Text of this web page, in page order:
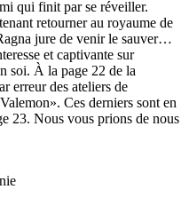
qui finit par se réveiller.
retourner au royaume de
jure de venir le sauver…
et captivante sur
soi. À la page 22 de la
erreur des ateliers de
Ces derniers sont en
23. Nous vous prions de nous